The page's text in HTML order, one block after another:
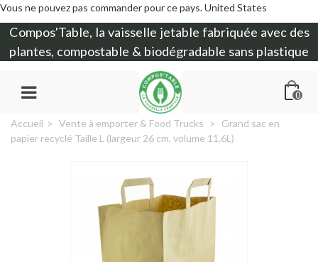
Vous ne pouvez pas commander pour ce pays.United States
Compos'Table, la vaisselle jetable fabriquée avec des
plantes, compostable & biodégradable sans plastique
0
Accueil > Vente à emporter & Food Trucks > Grand sac en
papier recyclé Taille L (largeur 26 cm, volume 11,6L)